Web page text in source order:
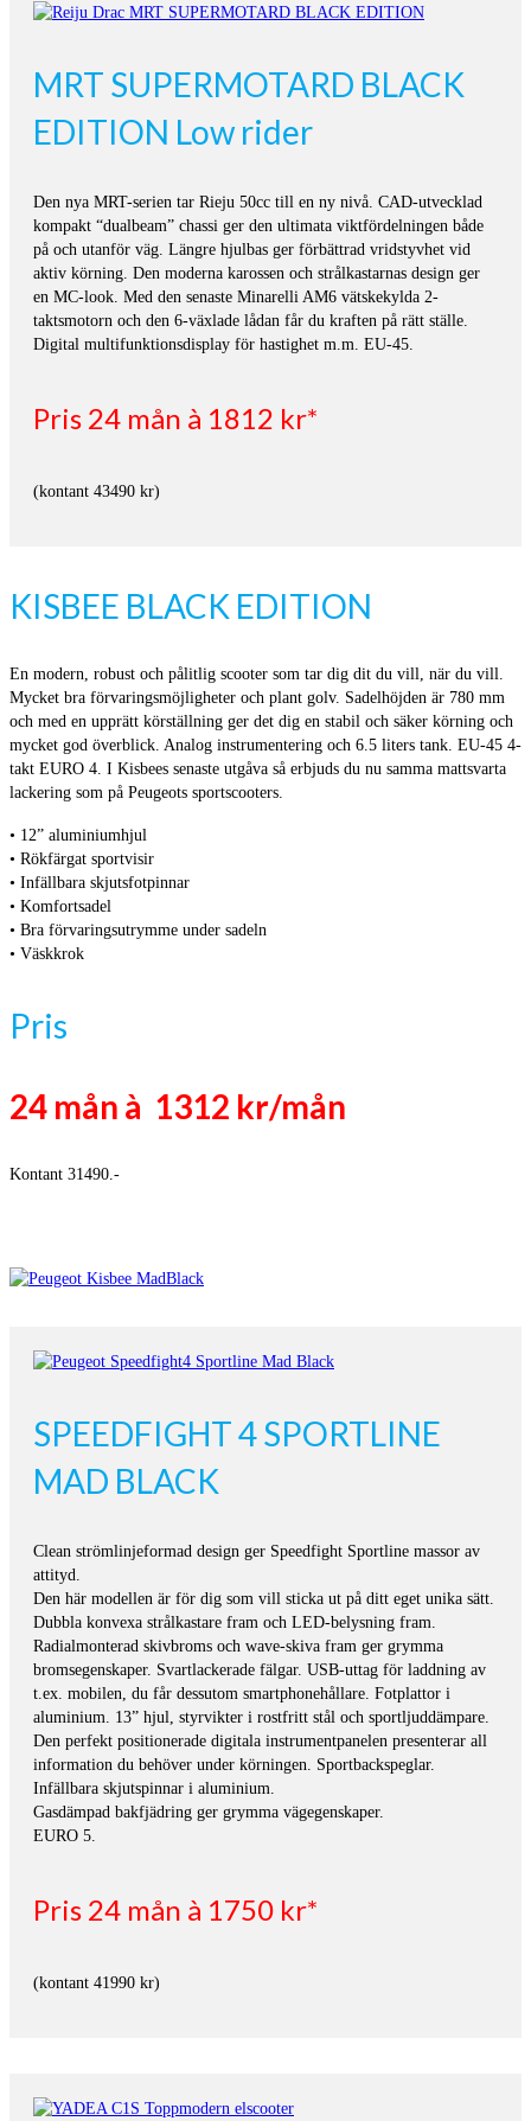
MRT SUPERMOTARD BLACK
EDITION Low rider
Den nya MRT-serien tar Rieju 50cc till en ny nivå. CAD-utvecklad
kompakt “dualbeam” chassi ger den ultimata viktfördelningen både
på och utanför väg. Längre hjulbas ger förbättrad vridstyvhet vid
aktiv körning. Den moderna karossen och strålkastarnas design ger
en MC-look. Med den senaste Minarelli AM6 vätskekylda 2-
taktsmotorn och den 6-växlade lådan får du kraften på rätt ställe.
Digital multifunktionsdisplay för hastighet m.m. EU-45.
Pris 24 mån à 1812 kr*
(kontant 43490 kr)
KISBEE BLACK EDITION
En modern, robust och pålitlig scooter som tar dig dit du vill, när du vill.
Mycket bra förvaringsmöjligheter och plant golv. Sadelhöjden är 780 mm
och med en upprätt körställning ger det dig en stabil och säker körning och
mycket god överblick. Analog instrumentering och 6.5 liters tank. EU-45 4-
takt EURO 4. I Kisbees senaste utgåva så erbjuds du nu samma mattsvarta
lackering som på Peugeots sportscooters.
• 12” aluminiumhjul
• Rökfärgat sportvisir
• Infällbara skjutsfotpinnar
• Komfortsadel
• Bra förvaringsutrymme under sadeln
• Väskkrok
Pris
24 mån à 1312 kr/mån
Kontant 31490.-
SPEEDFIGHT 4 SPORTLINE
MAD BLACK
Clean strömlinjeformad design ger Speedfight Sportline massor av
attityd.
Den här modellen är för dig som vill sticka ut på ditt eget unika sätt.
Dubbla konvexa strålkastare fram och LED-belysning fram.
Radialmonterad skivbroms och wave-skiva fram ger grymma
bromsegenskaper. Svartlackerade fälgar. USB-uttag för laddning av
t.ex. mobilen, du får dessutom smartphonehållare. Fotplattor i
aluminium. 13” hjul, styrvikter i rostfritt stål och sportljuddämpare.
Den perfekt positionerade digitala instrumentpanelen presenterar all
information du behöver under körningen. Sportbackspeglar.
Infällbara skjutspinnar i aluminium.
Gasdämpad bakfjädring ger grymma vägegenskaper.
EURO 5.
Pris 24 mån à 1750 kr*
(kontant 41990 kr)